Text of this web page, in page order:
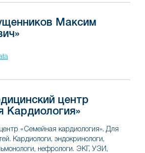
Максим
центр
Кардиология»
«Семейная кардиология». Для
Кардиологи, эндокринологи,
нефрологи. ЭКГ, УЗИ,